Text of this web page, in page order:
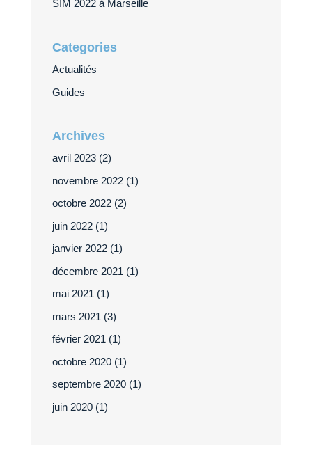
SIM 2022 à Marseille
Categories
Actualités
Guides
Archives
avril 2023(2)
novembre 2022(1)
octobre 2022(2)
juin 2022(1)
janvier 2022(1)
décembre 2021 (1)
mai 2021 (1)
mars 2021 (3)
février 2021 (1)
octobre 2020(1)
septembre 2020(1)
juin 2020(1)